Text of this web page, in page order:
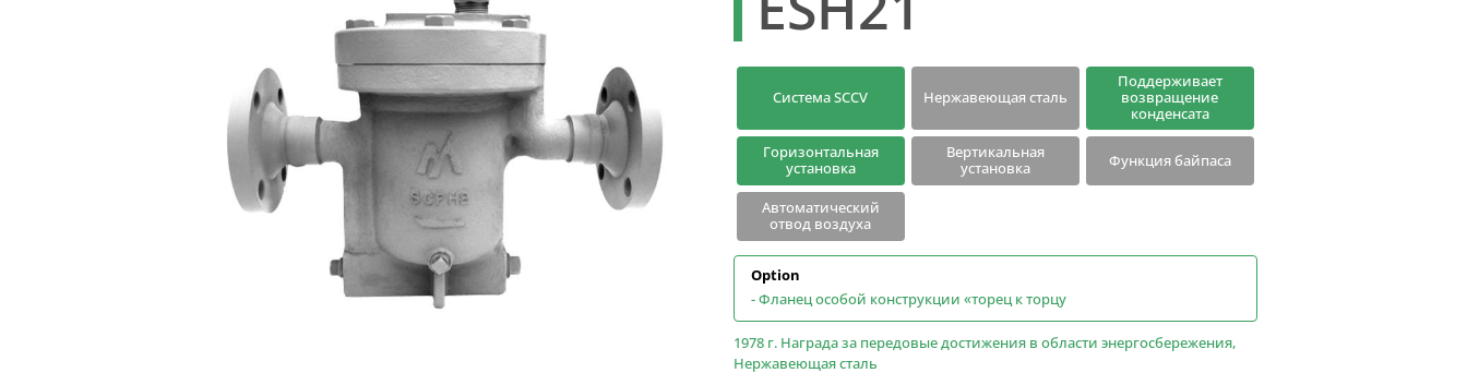
Поиск по модели
Поиск
Система SCCV Нержавеющая сталь
Поддерживает
возвращение
конденсата
Горизонтальная
установка
Вертикальная
установка
Функция байпаса
Автоматический
отвод воздуха
Option
- Фланец особой конструкции «торец к торцу
1978 г. Награда за передовые достижения в области энергосбережения,
Нержавеющая сталь